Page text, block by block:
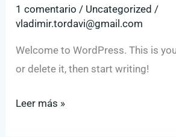
1 comentario / Uncategorized /
vladimir.tordavi@gmail.com
Welcome to WordPress. This is
or delete it, then start writing!
Leer más »